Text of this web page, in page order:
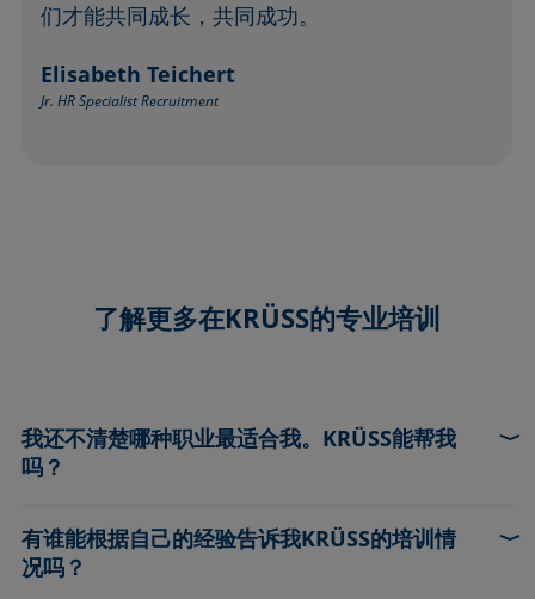
们才能共同成长，共同成功。
Elisabeth Teichert
Jr. HR Specialist Recruitment
了解更多在KRÜSS的专业培训
我还不清楚哪种职业最适合我。KRÜSS能帮我
吗？
找到适合您才能、目标和愿望的职业并不是那么容易。您
可以了解一下我们的培训计划是否适合您。只需电邮给
有谁能根据自己的经验告诉我KRÜSS的培训情
况吗？